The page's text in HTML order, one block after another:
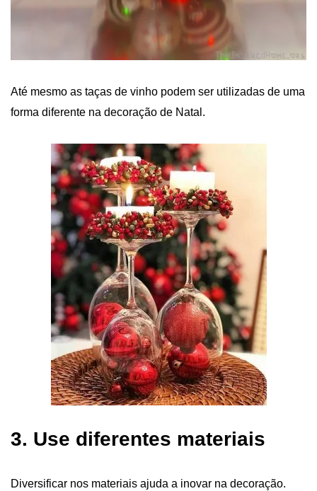
Até mesmo as taças de vinho podem ser utilizadas de uma
forma diferente na decoração de Natal.
3. Use diferentes materiais
Diversificar nos materiais ajuda a inovar na decoração.